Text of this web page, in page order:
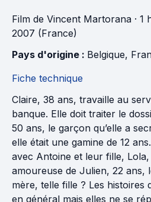
Film de Vincent Martorana · 1
2007 (France)
Pays d'origine : Belgique,
Fiche technique
Claire, 38 ans, travaille au
banque. Elle doit traiter le
50 ans, le garçon qu’elle a
elle était une gamine de 12
avec Antoine et leur fille, Lola,
amoureuse de Julien, 22 ans,
mère, telle fille ? Les histoires
en général mais elles ne se